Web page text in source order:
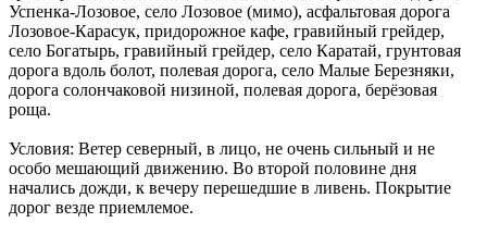
Успенка-Лозовое, село Лозовое (мимо), асфальтовая дорога
Лозовое-Карасук, придорожное кафе, гравийный грейдер,
село Богатырь, гравийный грейдер, село Каратай, грунтовая
дорога вдоль болот, полевая дорога, село Малые Березняки,
дорога солончаковой низиной, полевая дорога, берёзовая
роща.
Условия: Ветер северный, в лицо, не очень сильный и не
особо мешающий движению. Во второй половине дня
начались дожди, к вечеру перешедшие в ливень. Покрытие
дорог везде приемлемое.